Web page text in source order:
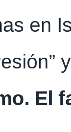
en
El